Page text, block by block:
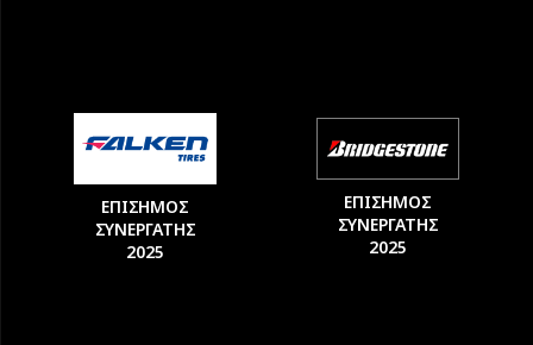
ΕΠΙΣΗΜΟΣ
ΣΥΝΕΡΓΑΤΗΣ
2025
ΕΠΙΣΗΜΟΣ
ΣΥΝΕΡΓΑΤΗΣ
2025